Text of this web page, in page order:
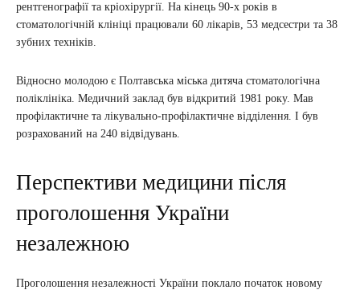
рентгенографії та кріохірургії. На кінець 90-х років в
стоматологічній клініці працювали 60 лікарів, 53 медсестри та 38
зубних техніків.
Відносно молодою є Полтавська міська дитяча стоматологічна
поліклініка. Медичний заклад був відкритий 1981 року. Мав
профілактичне та лікувально-профілактичне відділення. І був
розрахований на 240 відвідувань.
Перспективи медицини після
проголошення України
незалежною
Проголошення незалежності України поклало початок новому